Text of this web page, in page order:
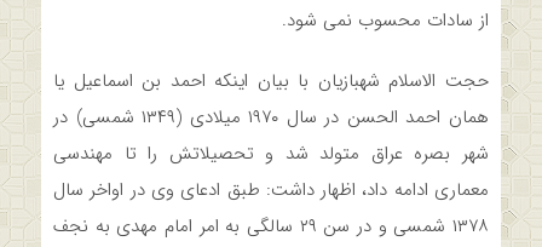
از سادات محسوب نمی شود.
حجت الاسلام شهبازیان با بیان اینکه احمد بن اسماعیل یا
همان احمد الحسن در سال ۱۹۷۰ میلادی (۱۳۴۹ شمسی) در
شهر بصره عراق متولد شد و تحصیلاتش را تا مهندسی
معماری ادامه داد، اظهار داشت: طبق ادعای وی در اواخر سال
۱۳۷۸ شمسی و در سن ۲۹ سالگی به امر امام مهدی به نجف